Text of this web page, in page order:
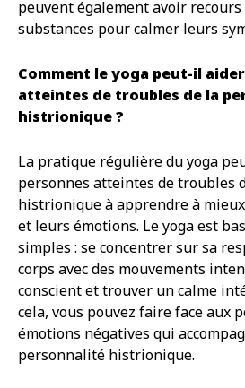
peuvent également avoir recours
substances pour calmer leurs
Comment le yoga peut-il
atteintes de troubles de la
histrionique ?
La pratique régulière du yoga
personnes atteintes de troubles
histrionique à apprendre à
et leurs émotions. Le yoga est
simples : se concentrer sur sa
corps avec des mouvements
conscient et trouver un calme
cela, vous pouvez faire face aux
émotions négatives qui
personnalité histrionique.